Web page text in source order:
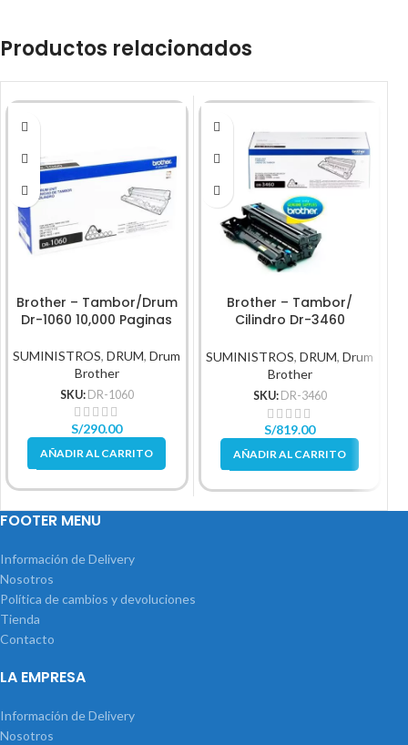
Productos relacionados
Brother – Tambor/Drum
Dr-1060 10,000 Paginas
SUMINISTROS,DRUM,Drum
Brother
SKU: DR-1060
S/290.00
AÑADIR AL CARRITO
Brother – Tambor/
Cilindro Dr-3460
SUMINISTROS,DRUM,Drum
Brother
SKU: DR-3460
S/819.00
AÑADIR AL CARRITO
FOOTER MENU
Información de Delivery
Nosotros
Política de cambios y devoluciones
Tienda
Contacto
LA EMPRESA
Información de Delivery
Nosotros